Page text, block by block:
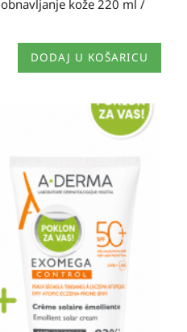
kože 220 ml /
DODAJ U KOŠARICU